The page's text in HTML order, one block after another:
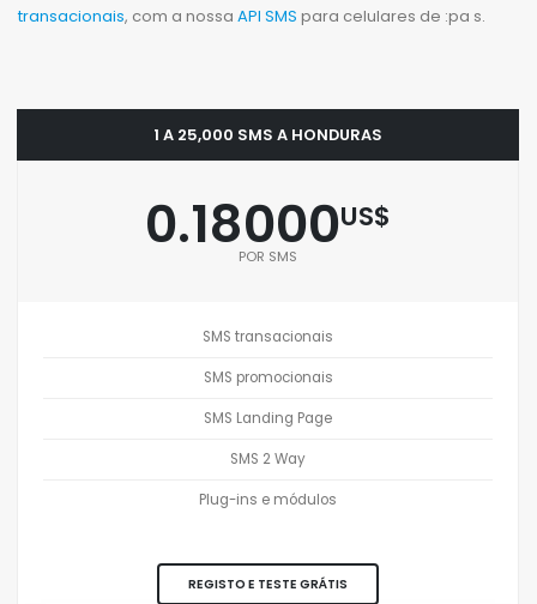
transacionais, com a nossa API SMS para celulares de :pa s.
1 A 25,000 SMS A HONDURAS
0.18000US$
POR SMS
SMS transacionais
SMS promocionais
SMS Landing Page
SMS 2 Way
Plug-ins e módulos
REGISTO E TESTE GRÁTIS